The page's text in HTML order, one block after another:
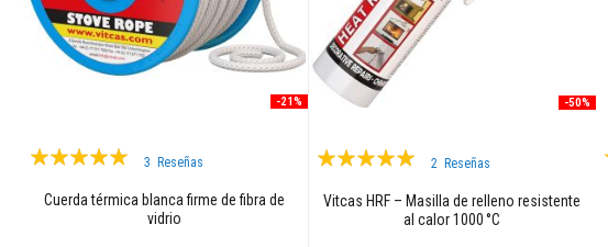
fuego
-21%
Valoración:
3 Reseñas
Cuerda térmica blanca firme de fibra de
vidrio
-50%
Valoración:
2 Reseñas
Vitcas HRF – Masilla de relleno resistente
al calor 1000 °C